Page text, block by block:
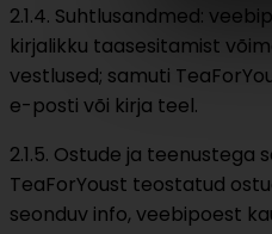
2.1.4. Suhtlusandmed:
kirjalikku taasesitamist
vestlused; samuti
e-posti või kirja teel.
2.1.5. Ostude ja teenustega
TeaForYoust teostatud
seonduv info, veebipoest